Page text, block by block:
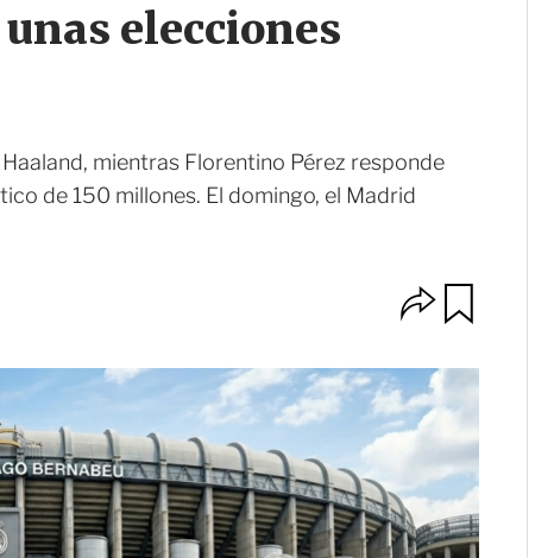
elecciones
mientras Florentino Pérez responde
de 150 millones. El domingo, el Madrid
O
p
n
s
d
e
c
o